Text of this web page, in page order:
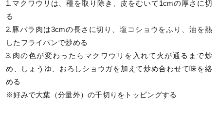
1.マクワウリは、種を取り除き、皮をむいて1cmの厚さに切
る
2.豚バラ肉は3cmの長さに切り、塩コショウをふり、油を熱
したフライパンで炒める
3.肉の色が変わったらマクワウリを入れて火が通るまで炒
め、しょうゆ、おろしショウガを加えて炒め合わせて味を絡
める
※好みで大葉（分量外）の千切りをトッピングする